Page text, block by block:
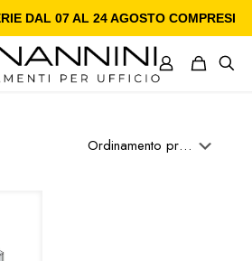
DAL 07 AL 24 AGOSTO COMPRESI